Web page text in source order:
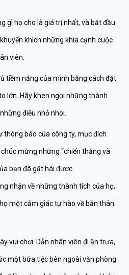
gì họ cho là giá trị nhất, và bắt đầu
khích những khía cạnh cuộc
viên.
tiềm năng của mình bằng cách đặt
lớn. Hãy khen ngợi những thành
điều nhỏ nhoi.
thông báo của công ty, mục đích
mừng những “chiến thắng và
bạn đã gặt hái được.
nhận về những thành tích của họ,
một cảm giác tự hào về bản thân
vui chơi. Dẫn nhân viên đi ăn trưa,
một bữa tiệc bên ngoài văn phòng